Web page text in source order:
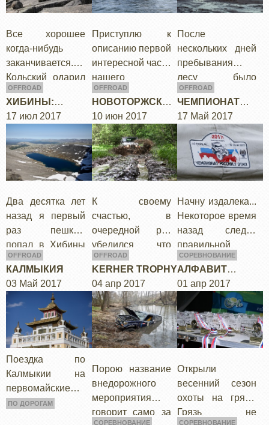
Все хорошее
когда-нибудь
заканчивается.
Кольский одарил
нас аномально
теплой
солнечной
погодой в
течении недели и
в конце мягко
намекнул
OFFROAD
Приступлю к
описанию первой
интересной части
нашего
маршрута –
кольцу вокруг
Хибин через оз
Гольцовое,
поселок Имандра
и выход к
Апатитам.
OFFROAD
После
нескольких дней
пребывания в
лесу было
особенно
приятно
вырваться на
огромное
открытое
пространство
Беломорского
Умбу выехали…
OFFROAD
ХИБИНЫ:
ОБЩАЯ
ИНФОРМАЦИЯ
17 июл 2017
Два десятка лет
назад я первый
раз пешком
попал в Хибины
– тогда мы
пешком
преодолевали
горные
перевалы. Ровно
десять лет назад
я попал туда же
на…
OFFROAD
НОВОТОРЖСКИЙ
ТРАКТ
10 июн 2017
К своему
счастью, в
очередной раз
убедился что
новые
интересные
маршруты
никогда не
кончаться. Если
как следует
посидеть над
пошерстить…
OFFROAD
ЧЕМПИОНАТ
РОССИИИ, 1Й
ЭТАП 2017
17 Май 2017
Начну издалека...
Некоторое время
назад следуя
правильной
методике тайм
менеджмента я
решил описать
свои цели на год,
в коих значилось
2 пункта…
СОРЕВНОВАНИЕ
КАЛМЫКИЯ
03 Май 2017
Поездка по
Калмыкии на
первомайские
праздники.
ПО ДОРОГАМ
KERHER TROPHY
04 апр 2017
Порою название
внедорожного
мероприятия
говорит само за
СОРЕВНОВАНИЕ
АЛФАВИТ
БЕЗДОРОЖЬЯ 3Й
ЭТАП ДОСААФ
01 апр 2017
Открыли
весенний сезон
охоты на грязь!
Грязь не
СОРЕВНОВАНИЕ